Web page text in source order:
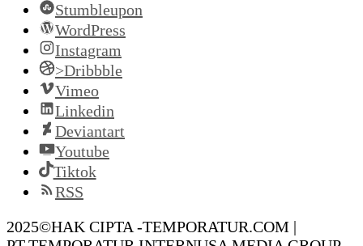
Stumbleupon
WordPress
Instagram
>Dribbble
Vimeo
Linkedin
Deviantart
Youtube
Tiktok
RSS
2025©HAK CIPTA -TEMPORATUR.COM |